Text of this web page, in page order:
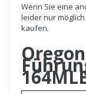
Wenn Sie eine
leider nur
kaufen.